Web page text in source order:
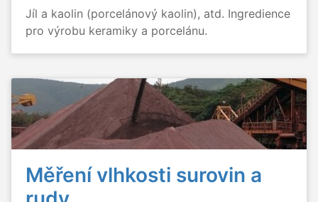
Jíl a kaolin (porcelánový kaolin), atd. Ingredience
pro výrobu keramiky a porcelánu.
Měření vlhkosti surovin a